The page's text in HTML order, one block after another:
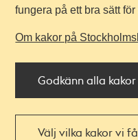
fungera på ett bra sätt för
Om kakor på
Godkänn alla kakor
Välj vilka kakor vi